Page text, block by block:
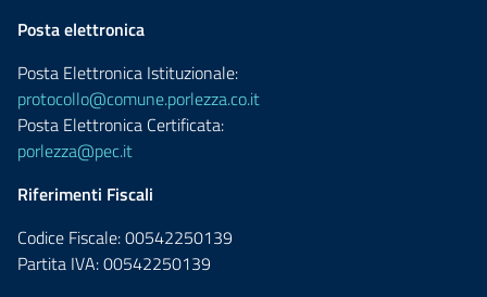
Posta elettronica
Posta Elettronica Istituzionale:
protocollo@comune.porlezza.co.it
Posta Elettronica Certificata:
porlezza@pec.it
Riferimenti Fiscali
Codice Fiscale: 00542250139
Partita IVA: 00542250139